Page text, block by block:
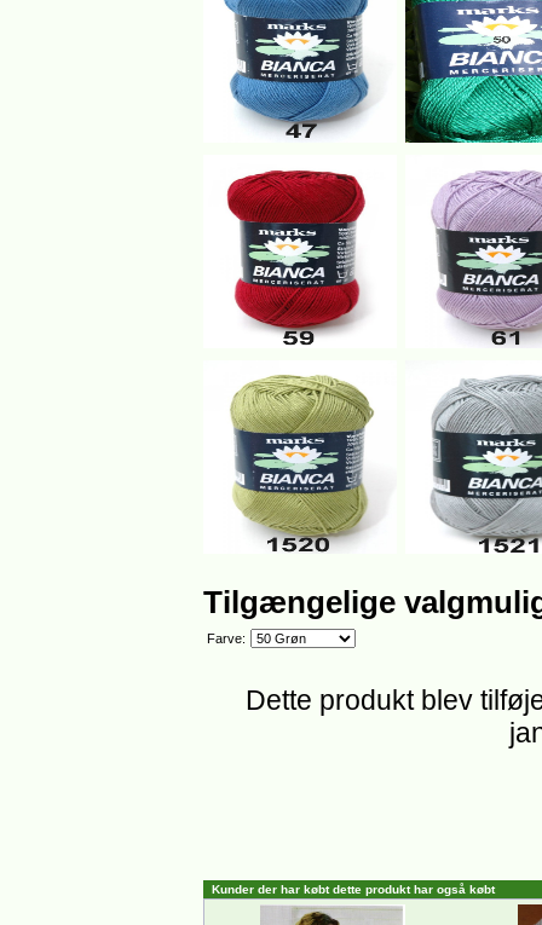
Tilgængelige
Farve:
Dette produkt blev
Kunder der har købt dette produkt har også købt